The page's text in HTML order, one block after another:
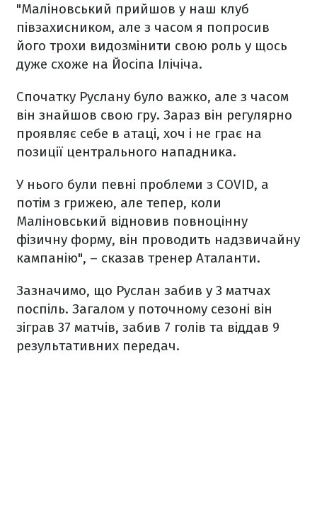
"Маліновський прийшов у наш клуб
півзахисником, але з часом я попросив
його трохи видозмінити свою роль у щось
дуже схоже на Йосіпа Ілічіча.
Спочатку Руслану було важко, але з часом
він знайшов свою гру. Зараз він регулярно
проявляє себе в атаці, хоч і не грає на
позиції центрального нападника.
У нього були певні проблеми з COVID, а
потім з грижею, але тепер, коли
Маліновський відновив повноцінну
фізичну форму, він проводить надзвичайну
кампанію", – сказав тренер Аталанти.
Зазначимо, що Руслан забив у 3 матчах
поспіль. Загалом у поточному сезоні він
зіграв 37 матчів, забив 7 голів та віддав 9
результативних передач.